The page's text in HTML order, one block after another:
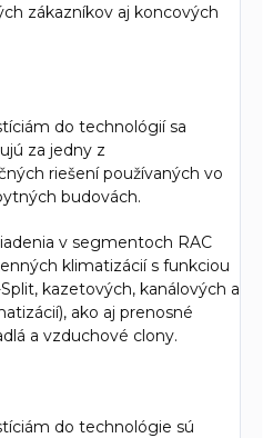
zákazníkov aj koncových
do technológií sa
za jedny z
riešení používaných vo
budovách.
v segmentoch RAC
klimatizácií s funkciou
kazetových, kanálových a
ako aj prenosné
a vzduchové clony.
do technológie sú